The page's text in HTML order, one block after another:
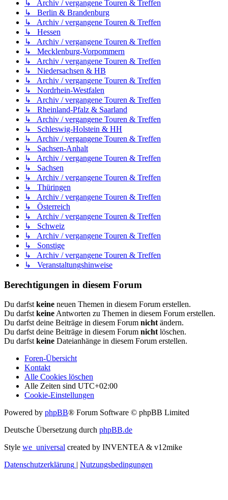
↳ Archiv / vergangene Touren & Treffen
↳ Berlin & Brandenburg
↳ Archiv / vergangene Touren & Treffen
↳ Hessen
↳ Archiv / vergangene Touren & Treffen
↳ Mecklenburg-Vorpommern
↳ Archiv / vergangene Touren & Treffen
↳ Niedersachsen & HB
↳ Archiv / vergangene Touren & Treffen
↳ Nordrhein-Westfalen
↳ Archiv / vergangene Touren & Treffen
↳ Rheinland-Pfalz & Saarland
↳ Archiv / vergangene Touren & Treffen
↳ Schleswig-Holstein & HH
↳ Archiv / vergangene Touren & Treffen
↳ Sachsen-Anhalt
↳ Archiv / vergangene Touren & Treffen
↳ Sachsen
↳ Archiv / vergangene Touren & Treffen
↳ Thüringen
↳ Archiv / vergangene Touren & Treffen
↳ Österreich
↳ Archiv / vergangene Touren & Treffen
↳ Schweiz
↳ Archiv / vergangene Touren & Treffen
↳ Sonstige
↳ Archiv / vergangene Touren & Treffen
↳ Veranstaltungshinweise
Berechtigungen in diesem Forum
Du darfst keine neuen Themen in diesem Forum erstellen.
Du darfst keine Antworten zu Themen in diesem Forum erstellen.
Du darfst deine Beiträge in diesem Forum nicht ändern.
Du darfst deine Beiträge in diesem Forum nicht löschen.
Du darfst keine Dateianhänge in diesem Forum erstellen.
Foren-Übersicht
Kontakt
Alle Cookies löschen
Alle Zeiten sind UTC+02:00
Cookie-Einstellungen
Powered by phpBB® Forum Software © phpBB Limited
Deutsche Übersetzung durch phpBB.de
Style we_universal created by INVENTEA & v12mike
Datenschutzerklärung | Nutzungsbedingungen